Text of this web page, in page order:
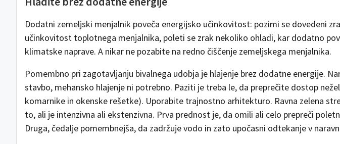
Dodatni zemeljski menjalnik poveča energijsko učinkovitost: pozimi se dovedeni
učinkovitost toplotnega menjalnika, poleti se zrak nekoliko ohladi, kar dodatno
klimatske naprave. A nikar ne pozabite na redno čiščenje zemeljskega menjalnika.
Pomembno pri zagotavljanju bivalnega udobja je hlajenje brez dodatne energije.
stavbo, mehansko hlajenje ni potrebno. Paziti je treba le, da preprečite dostop
komarnike in okenske rešetke). Uporabite trajnostno arhitekturo. Ravna zelena
to, ali je intenzivna ali ekstenzivna. Prva prednost je, da omili ali celo prepreči
Druga, čedalje pomembnejša, da zadržuje vodo in zato upočasni odtekanje v